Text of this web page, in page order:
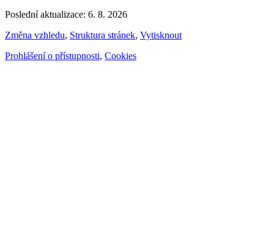
Poslední aktualizace: 6. 8. 2026
Změna vzhledu, Struktura stránek, Vytisknout
Prohlášení o přístupnosti, Cookies